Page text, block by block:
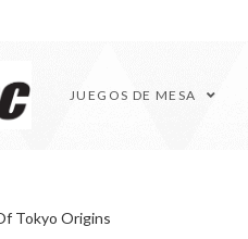
JUEGOS DE MESA